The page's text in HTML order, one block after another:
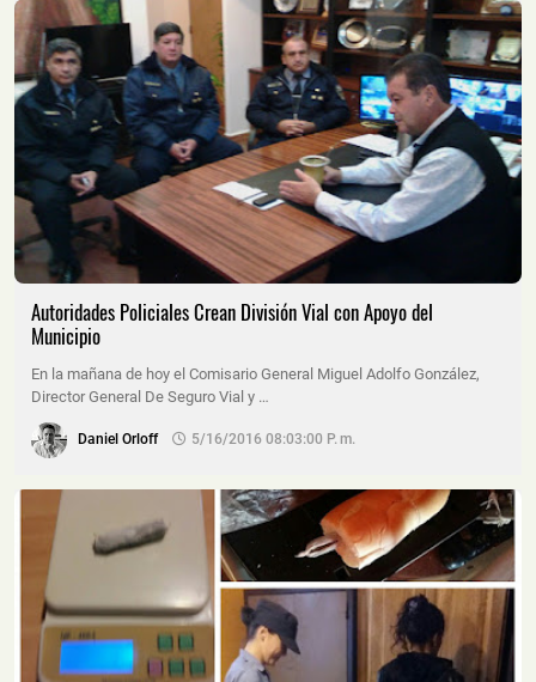
Autoridades Policiales Crean División Vial con Apoyo del
Municipio
En la mañana de hoy el Comisario General Miguel Adolfo González,
Director General De Seguro Vial y …
Daniel Orloff 5/16/2016 08:03:00 P. M.